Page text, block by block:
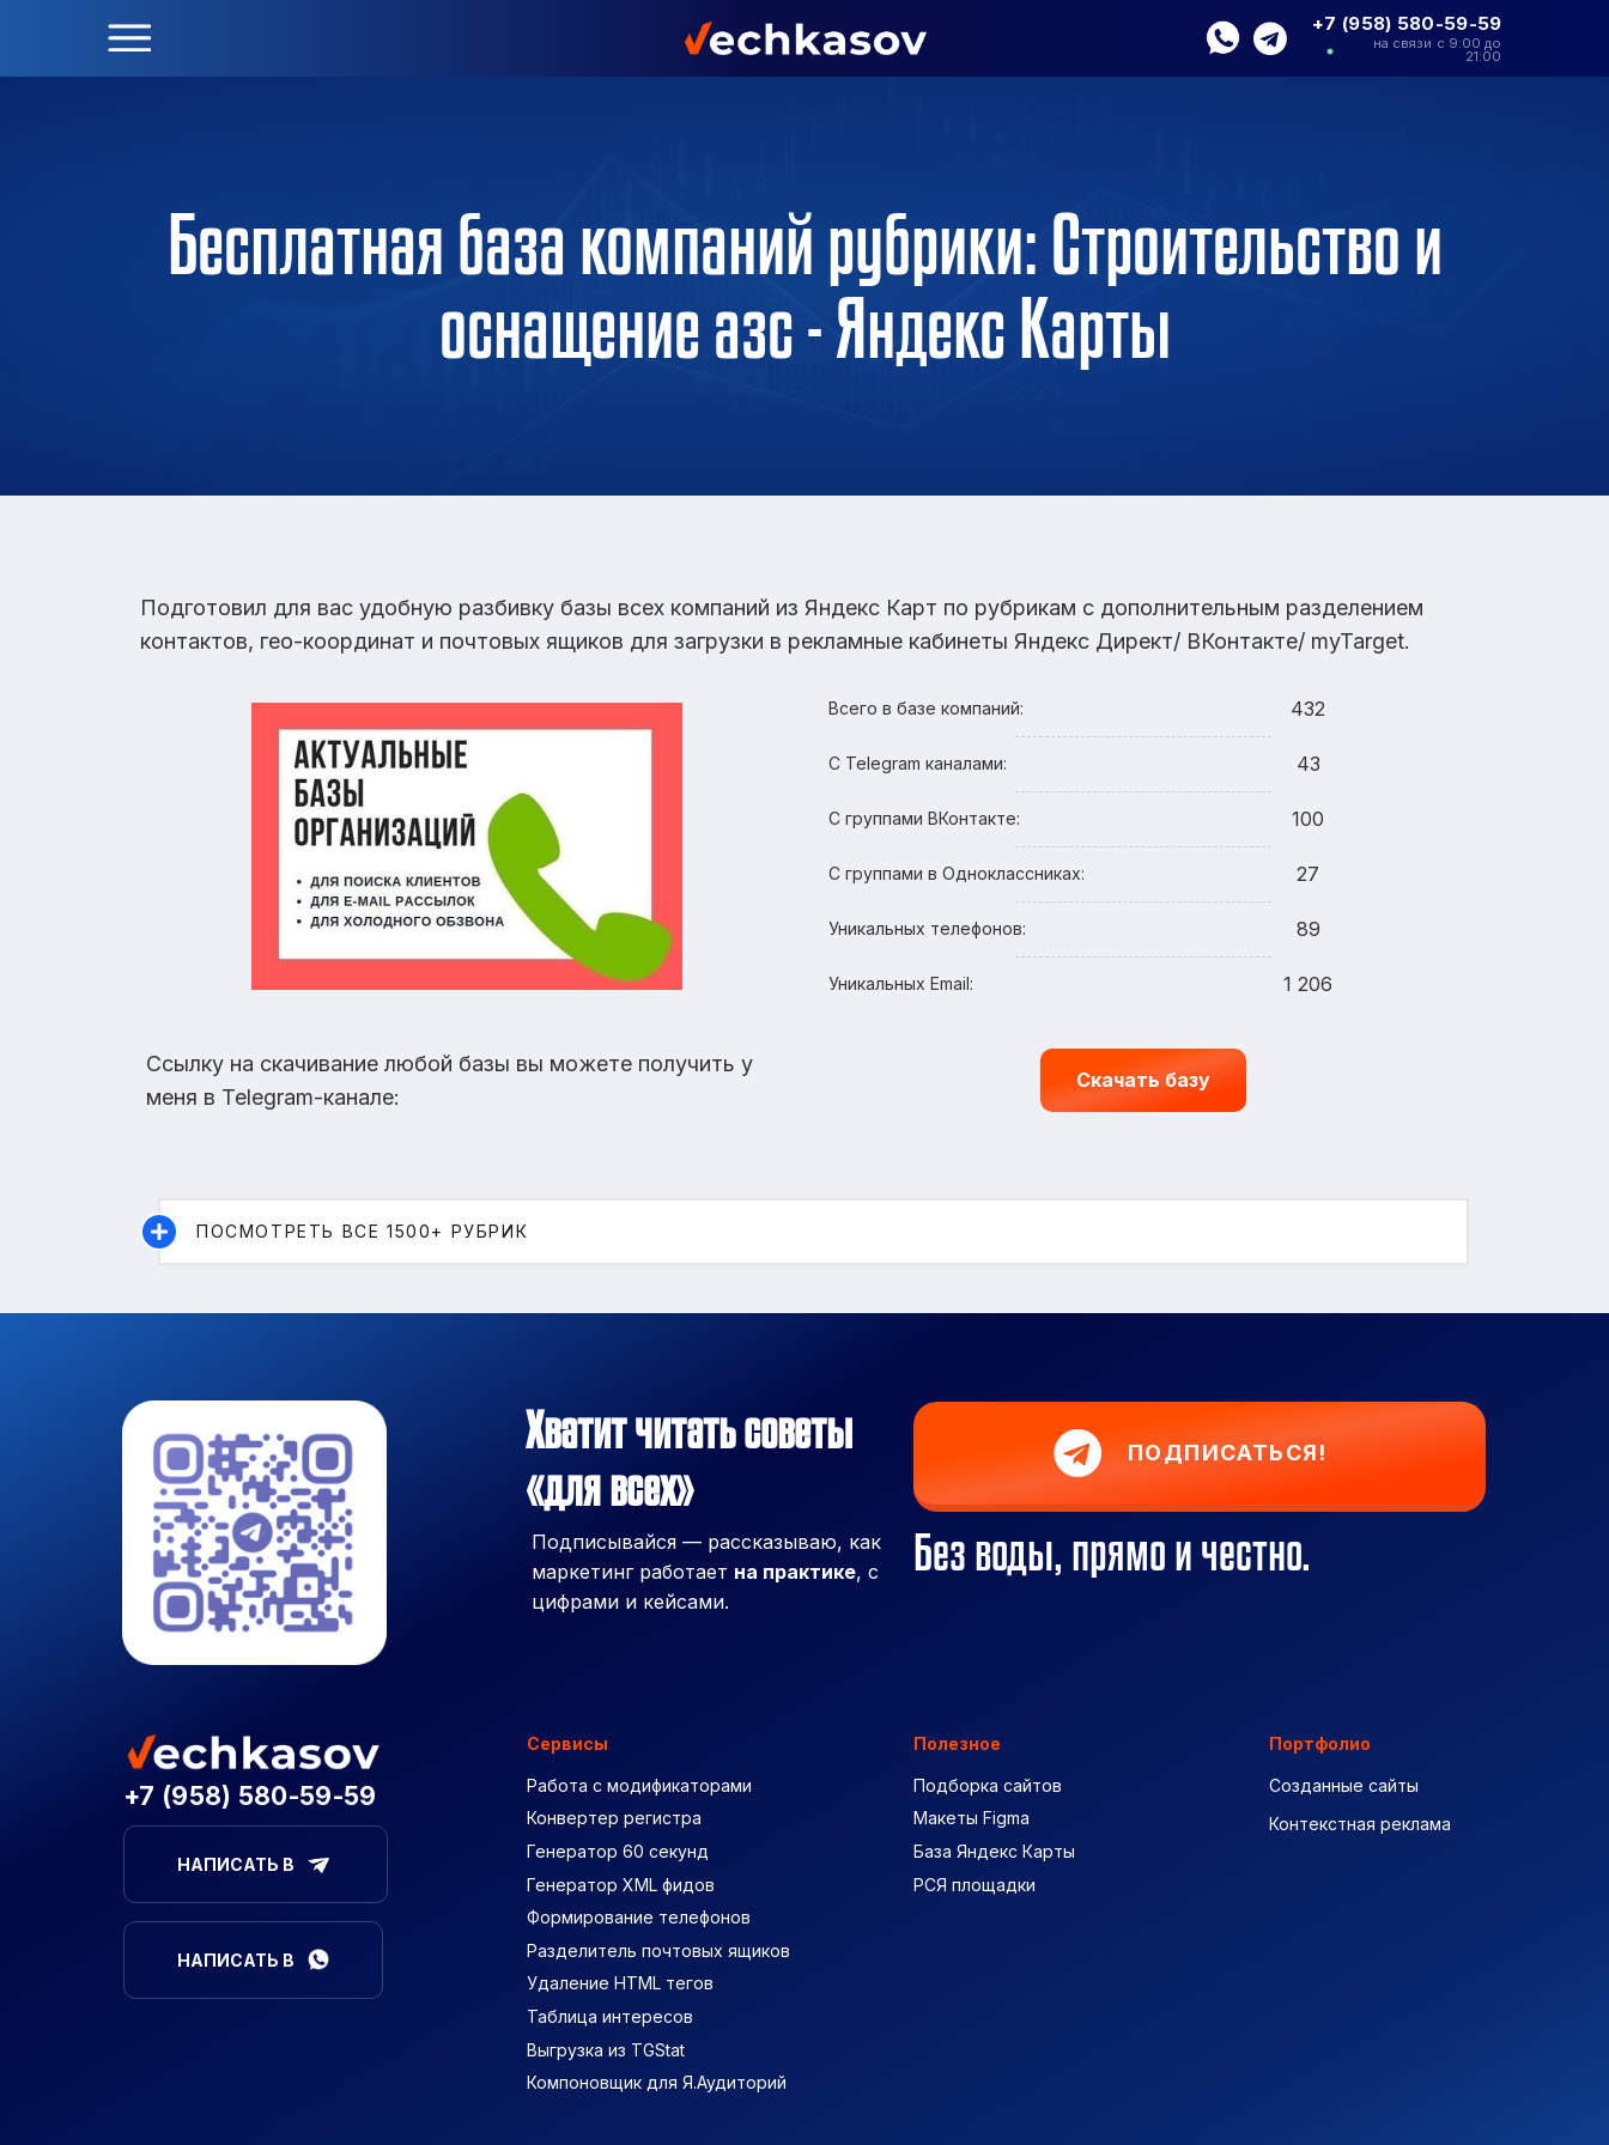
+7 (958) 580-59-59
на связи с 9:00 до
21:00
Бесплатная база компаний рубрики: Строительство и
оснащение азс - Яндекс Карты
Подготовил для вас удобную разбивку базы всех компаний из Яндекс Карт по рубрикам с дополнительным разделением
контактов, гео-координат и почтовых ящиков для загрузки в рекламные кабинеты Яндекс Директ/ ВКонтакте/ myTarget.
Всего в базе компаний: 432
С Telegram каналами: 43
С группами ВКонтакте: 100
С группами в Одноклассниках: 27
Уникальных телефонов: 89
Уникальных Email: 1 206
Ссылку на скачивание любой базы вы можете получить у
меня в Telegram-канале:
Скачать базу
ПОСМОТРЕТЬ ВСЕ 1500+ РУБРИК
Хватит читать советы
«для всех»
Подписывайся — рассказываю, как
маркетинг работает на практике, с
цифрами и кейсами.
ПОДПИСАТЬСЯ!
Без воды, прямо и честно.
+7 (958) 580-59-59
НАПИСАТЬ В
НАПИСАТЬ В
Сервисы
Работа с модификаторами
Конвертер регистра
Генератор 60 секунд
Генератор XML фидов
Формирование телефонов
Разделитель почтовых ящиков
Удаление HTML тегов
Таблица интересов
Выгрузка из TGStat
Компоновщик для Я.Аудиторий
Полезное
Подборка сайтов
Макеты Figma
База Яндекс Карты
РСЯ площадки
Портфолио
Созданные сайты
Контекстная реклама